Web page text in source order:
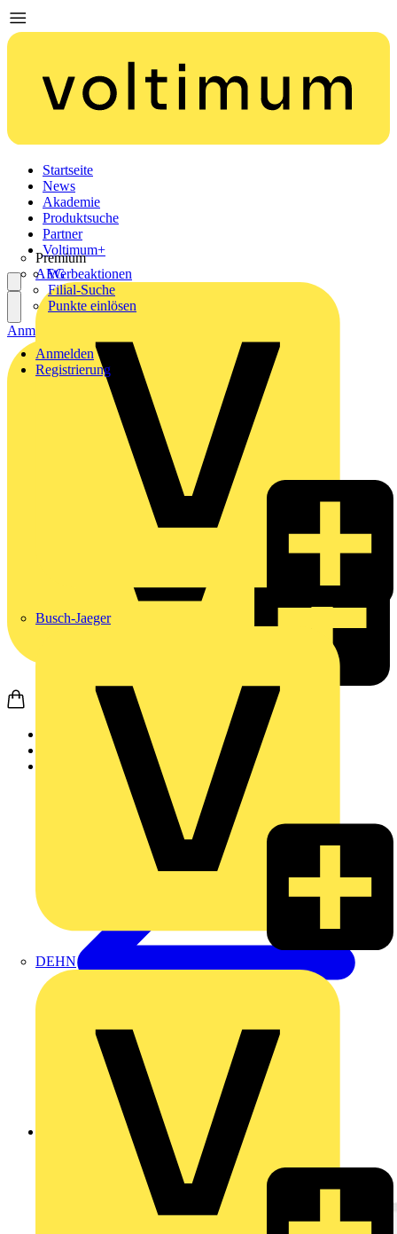
Startseite
News
Akademie
Produktsuche
Partner
Premium
AEG
Busch-Jaeger
DEHN
Voltimum+
Werbeaktionen
Filial-Suche
Punkte einlösen
Anmelden
Registrierung
Anmelden
Zurück zu Produkte